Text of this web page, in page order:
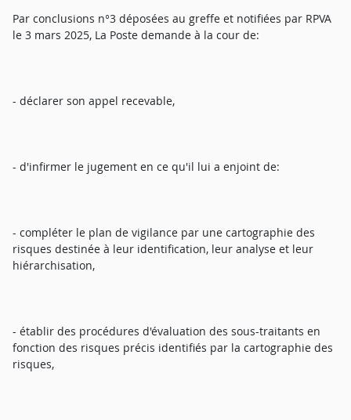
Par conclusions n°3 déposées au greffe et notifiées par RPVA
le 3 mars 2025, La Poste demande à la cour de:
- déclarer son appel recevable,
- d'infirmer le jugement en ce qu'il lui a enjoint de:
- compléter le plan de vigilance par une cartographie des
risques destinée à leur identification, leur analyse et leur
hiérarchisation,
- établir des procédures d'évaluation des sous-traitants en
fonction des risques précis identifiés par la cartographie des
risques,